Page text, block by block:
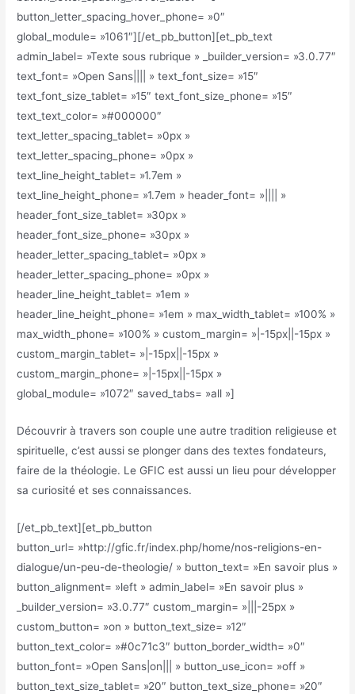
button_letter_spacing_hover_phone= »0″
global_module= »1061″][/et_pb_button][et_pb_text
admin_label= »Texte sous rubrique » _builder_version= »3.0.77″
text_font= »Open Sans|||| » text_font_size= »15″
text_font_size_tablet= »15″ text_font_size_phone= »15″
text_text_color= »#000000″
text_letter_spacing_tablet= »0px »
text_letter_spacing_phone= »0px »
text_line_height_tablet= »1.7em »
text_line_height_phone= »1.7em » header_font= »|||| »
header_font_size_tablet= »30px »
header_font_size_phone= »30px »
header_letter_spacing_tablet= »0px »
header_letter_spacing_phone= »0px »
header_line_height_tablet= »1em »
header_line_height_phone= »1em » max_width_tablet= »100% »
max_width_phone= »100% » custom_margin= »|-15px||-15px »
custom_margin_tablet= »|-15px||-15px »
custom_margin_phone= »|-15px||-15px »
global_module= »1072″ saved_tabs= »all »]
Découvrir à travers son couple une autre tradition religieuse et
spirituelle, c’est aussi se plonger dans des textes fondateurs,
faire de la théologie. Le GFIC est aussi un lieu pour développer
sa curiosité et ses connaissances.
[/et_pb_text][et_pb_button
button_url= »http://gfic.fr/index.php/home/nos-religions-en-
dialogue/un-peu-de-theologie/ » button_text= »En savoir plus »
button_alignment= »left » admin_label= »En savoir plus »
_builder_version= »3.0.77″ custom_margin= »|||-25px »
custom_button= »on » button_text_size= »12″
button_text_color= »#0c71c3″ button_border_width= »0″
button_font= »Open Sans|on||| » button_use_icon= »off »
button_text_size_tablet= »20″ button_text_size_phone= »20″